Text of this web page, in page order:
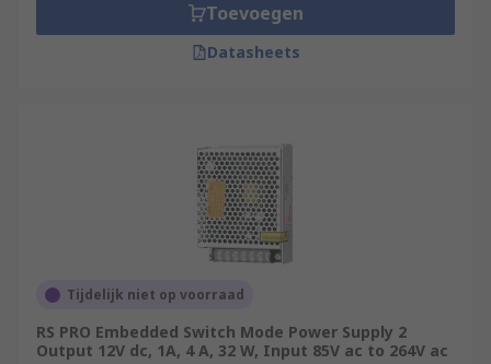
Toevoegen
Datasheets
Tijdelijk niet op voorraad
RS PRO Embedded Switch Mode Power Supply 2
Output 12V dc, 1A, 4 A, 32 W, Input 85V ac to 264V ac